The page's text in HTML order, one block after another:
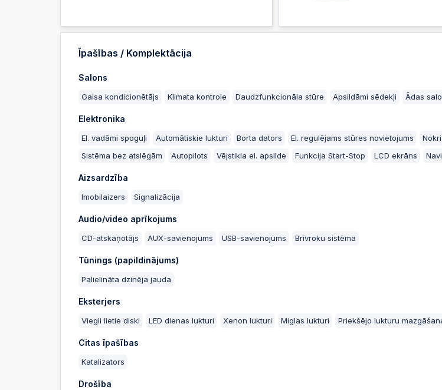
Īpašības / Komplektācija
Salons
Gaisa kondicionētājs Klimata kontrole Daudzfunkcionāla stūre Apsildāmi sēdekļi Ādas
Elektronika
El. vadāmi spoguļi Automātiskie lukturi Borta dators El. regulējams stūres novietojums
Sistēma bez atslēgām
Autopilots Vējstikla el. apsilde Funkcija Start-Stop LCD ekrāns
Aizsardzība
Imobilaizers Signalizācija
Audio/video aprīkojums
CD-atskaņotājs AUX-savienojums USB-savienojums Brīvroku sistēma
Tūnings (papildinājums)
Palielināta dzinēja jauda
Eksterjers
Viegli lietie diski LED dienas lukturi Xenon lukturi Miglas lukturi Priekšējo lukturu
Citas īpašības
Katalizators
Drošība